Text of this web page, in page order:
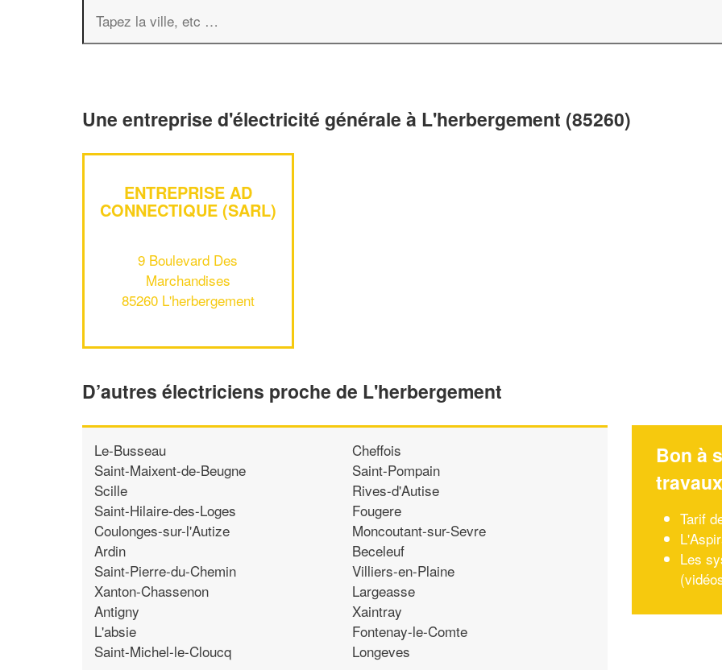
Une entreprise d'électricité générale à L'herbergement (85260)
ENTREPRISE AD
CONNECTIQUE (SARL)
9 Boulevard Des
Marchandises
85260 L'herbergement
D’autres électriciens proche de L'herbergement
Le-Busseau
Saint-Maixent-de-Beugne
Scille
Saint-Hilaire-des-Loges
Coulonges-sur-l'Autize
Ardin
Saint-Pierre-du-Chemin
Xanton-Chassenon
Antigny
L'absie
Saint-Michel-le-Cloucq
Cheffois
Saint-Pompain
Rives-d'Autise
Fougere
Moncoutant-sur-Sevre
Beceleuf
Villiers-en-Plaine
Largeasse
Xaintray
Fontenay-le-Comte
Longeves
Bon à
travaux
Tarif
Les